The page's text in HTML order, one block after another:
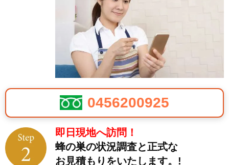
0456200925
即日現地へ訪問！
蜂の巣の状況調査と正式な
お見積もりをいたします。!